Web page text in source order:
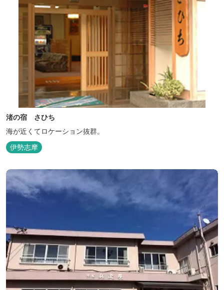
渚の宿 さひち
海が近くてロケーション抜群。
伊勢志摩